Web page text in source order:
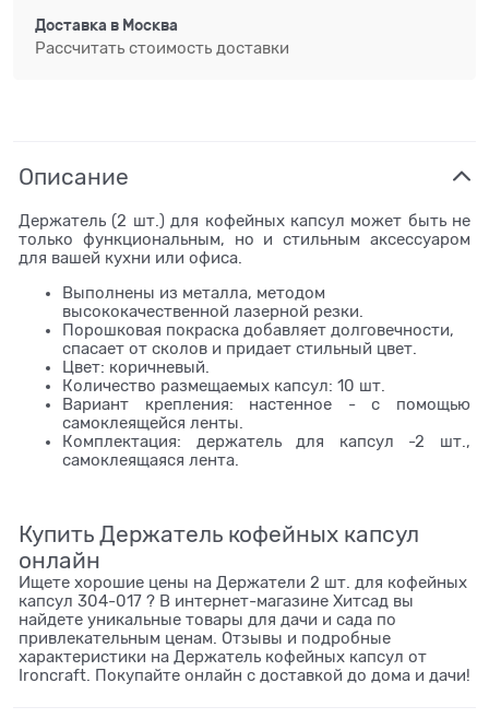
Доставка в Москва
Рассчитать стоимость доставки
Описание
Держатель (2 шт.) для кофейных капсул может быть не
только функциональным, но и стильным аксессуаром
для вашей кухни или офиса.
Выполнены из металла, методом
высококачественной лазерной резки.
Порошковая покраска добавляет долговечности,
спасает от сколов и придает стильный цвет.
Цвет: коричневый.
Количество размещаемых капсул: 10 шт.
Вариант крепления: настенное - с помощью
самоклеящейся ленты.
Комплектация: держатель для капсул -2 шт.,
самоклеящаяся лента.
Купить Держатель кофейных капсул
онлайн
Ищете хорошие цены на Держатели 2 шт. для кофейных
капсул 304-017 ? В интернет-магазине Хитсад вы
найдете уникальные товары для дачи и сада по
привлекательным ценам. Отзывы и подробные
характеристики на Держатель кофейных капсул от
Ironcraft. Покупайте онлайн с доставкой до дома и дачи!